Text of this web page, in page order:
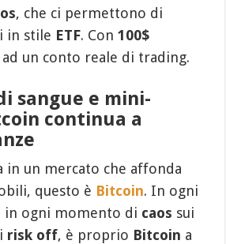
, che ci permettono di
in stile ETF. Con100$
ad un conto reale di trading.
sangue e mini-
continua a
in un mercato che affonda
questo è Bitcoin. In ogni
in ogni momento di caos sui
risk off, è proprio Bitcoin a